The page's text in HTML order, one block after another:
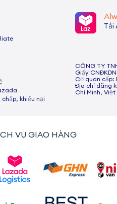
khiếu nại
CÔNG TY
Giấy
Cơ quan cấp:
Địa chỉ đăng
Chí Minh, Việt
VỤ GIAO HÀNG